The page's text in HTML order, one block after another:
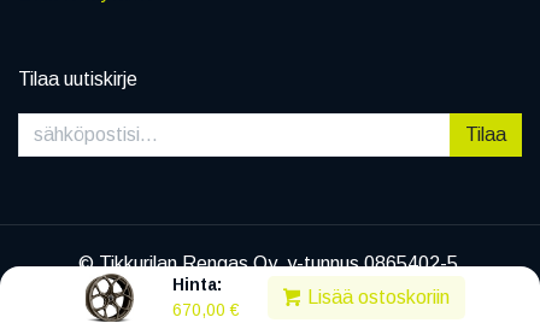
Hinta:
670,00 €
Lisää ostoskoriin
Tilaa uutiskirje
Tilaa
© Tikkurilan Rengas Oy, y-tunnus 0865402-5
|Tietosuojaseloste